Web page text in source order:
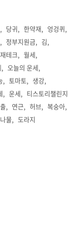
당귀 한약재
엉겅퀴
정부지원금
김
재테크
월세
오늘의 운세
토마토
생강
운세
티스토리챌린지
연근 허브
복숭아
물 도라지